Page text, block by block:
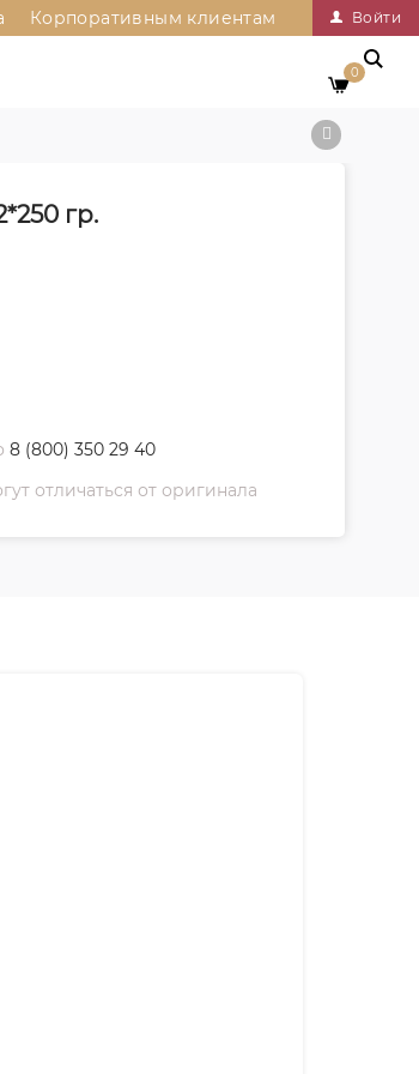
Войти
Корпоративным клиентам
0
гр.
8 (800) 350 29 40
отличаться от оригинала